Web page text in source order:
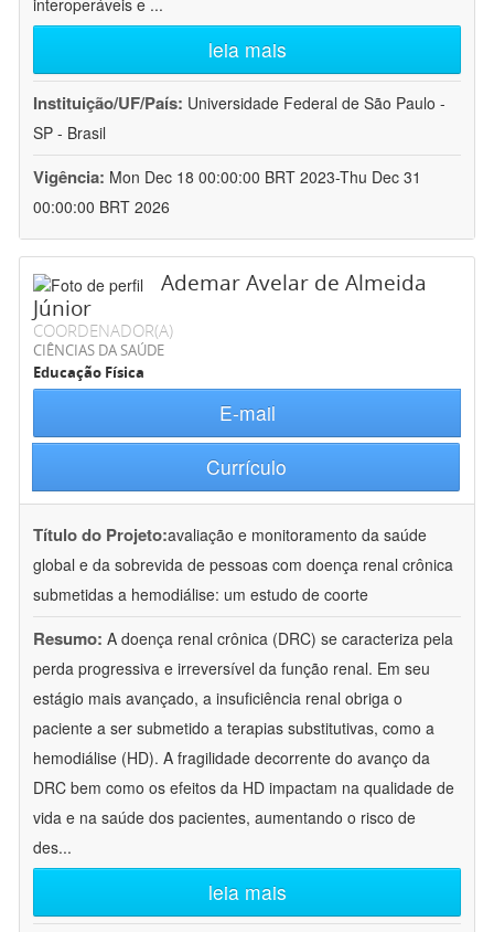
interoperáveis e ...
leia mais
Instituição/UF/País: Universidade Federal de São Paulo -
SP - Brasil
Vigência: Mon Dec 18 00:00:00 BRT 2023-Thu Dec 31
00:00:00 BRT 2026
Ademar Avelar de Almeida
Júnior
COORDENADOR(A)
CIÊNCIAS DA SAÚDE
Educação Física
E-mail
Currículo
Título do Projeto:avaliação e monitoramento da saúde
global e da sobrevida de pessoas com doença renal crônica
submetidas a hemodiálise: um estudo de coorte
Resumo: A doença renal crônica (DRC) se caracteriza pela
perda progressiva e irreversível da função renal. Em seu
estágio mais avançado, a insuficiência renal obriga o
paciente a ser submetido a terapias substitutivas, como a
hemodiálise (HD). A fragilidade decorrente do avanço da
DRC bem como os efeitos da HD impactam na qualidade de
vida e na saúde dos pacientes, aumentando o risco de
des...
leia mais